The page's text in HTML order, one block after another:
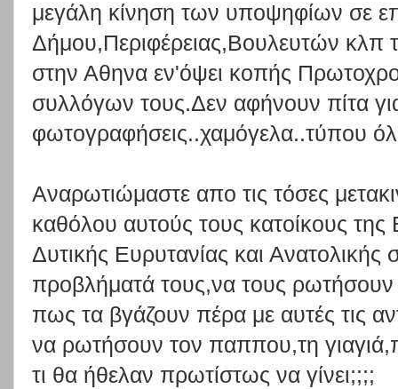
μεγάλη κίνηση των υποψηφίων σε
Δήμου,Περιφέρειας,Βουλευτών κλπ
στην Αθηνα εν'όψει κοπής
συλλόγων τους.Δεν αφήνουν πίτα
φωτογραφήσεις..χαμόγελα..τύπου
Αναρωτιώμαστε απο τις τόσες
καθόλου αυτούς τους κατοίκους της
Δυτικής Ευρυτανίας και
προβλήματά τους,να τους
πως τα βγάζουν πέρα με αυτές τις
να ρωτήσουν τον παππου,τη
τι θα ήθελαν πρωτίστως να γίνει;;;;